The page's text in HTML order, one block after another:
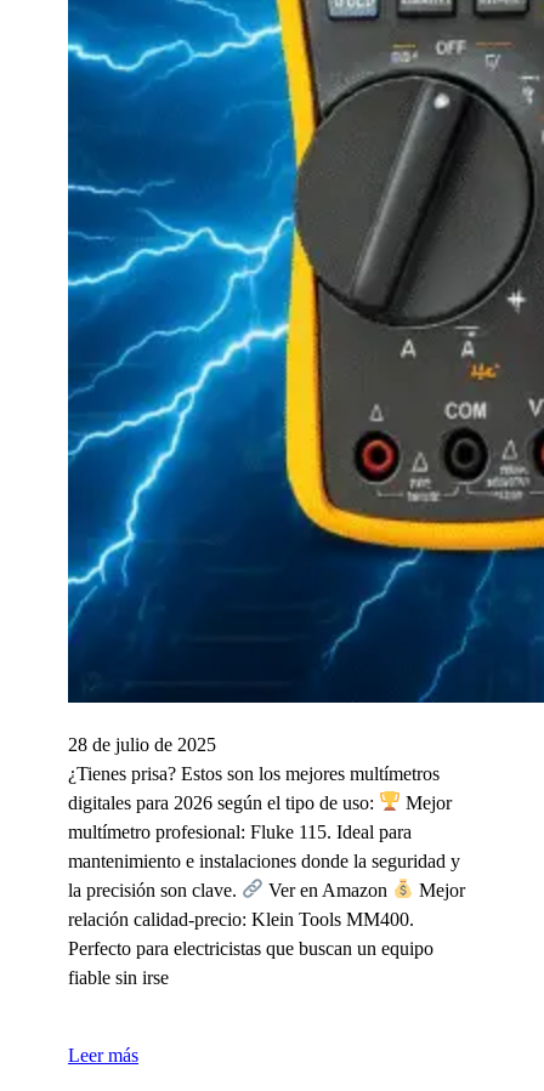
28 de julio de 2025
¿Tienes prisa? Estos son los mejores multímetros
digitales para 2026 según el tipo de uso:
Mejor
multímetro profesional: Fluke 115. Ideal para
mantenimiento e instalaciones donde la seguridad y
la precisión son clave.
Ver en Amazon
Mejor
relación calidad-precio: Klein Tools MM400.
Perfecto para electricistas que buscan un equipo
fiable sin irse
Leer más